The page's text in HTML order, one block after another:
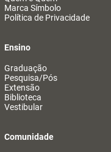
Marca Símbolo
Política de Privacidade
Ensino
Graduação
Pesquisa/Pós
Extensão
Biblioteca
Vestibular
Comunidade